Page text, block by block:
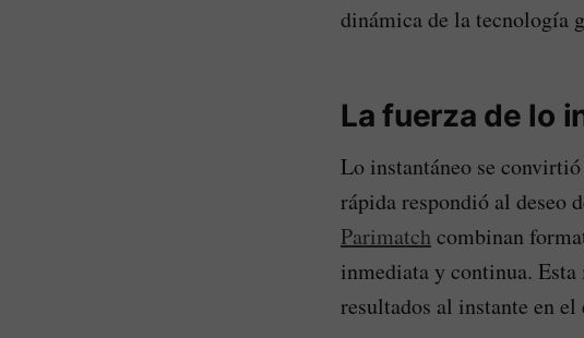
dinámica de la tecnología
La fuerza de lo
Lo instantáneo se
rápida respondió al deseo
Parimatch combinan
inmediata y continua.
resultados al instante en